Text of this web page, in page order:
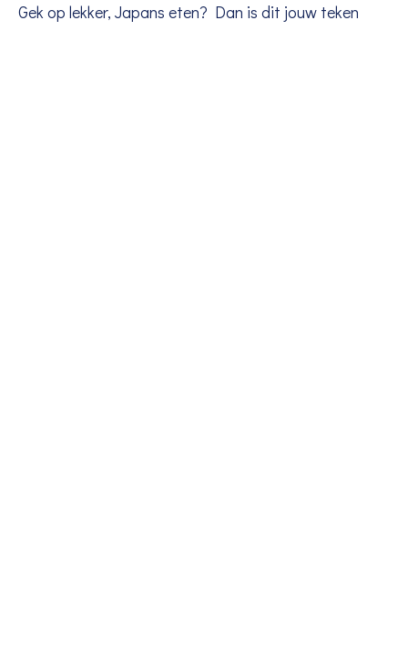
Gek op lekker, Japans eten? Dan is dit jouw teken